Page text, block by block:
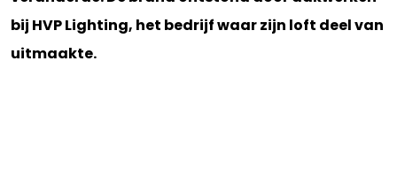
bij HVP Lighting, het bedrijf waar zijn loft deel van
uitmaakte.